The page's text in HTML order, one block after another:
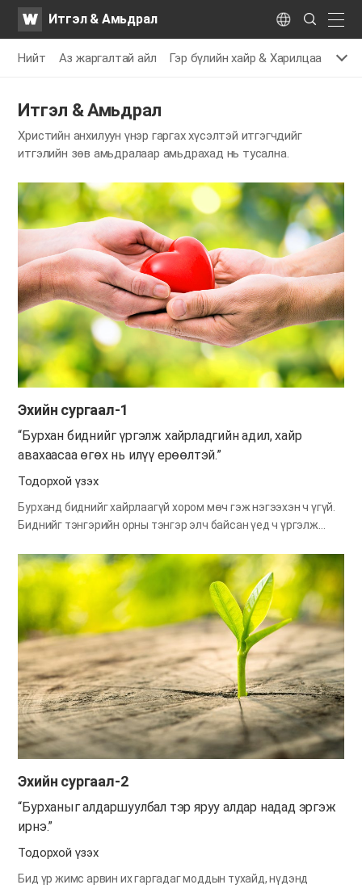
WATVИтгэл & Амьдрал Language
Search
Submit
Нийт Аз жаргалтай айл Гэр бүлийн хайр & Харилцаа
Итгэл & Амьдрал
Христийн анхилуун үнэр гаргах хүсэлтэй итгэгчдийг
итгэлийн зөв амьдралаар амьдрахад нь тусална.
Эхийн сургаал-1
“Бурхан биднийг үргэлж хайрладгийн адил, хайр
авахаасаа өгөх нь илүү ерөөлтэй.”
Тодорхой үзэх
Бурханд биднийг хайрлаагүй хором мөч гэж нэгээхэн ч үгүй.
Биднийг тэнгэрийн орны тэнгэр элч байсан үед ч үргэлж
тэрсэлсэн гэм нүгэл үйлдээд энэ газар хөөгдөн бууж ирэхэд
ч хүртэл тэрхүү нүглийг маань уучлахын төлөө бидний
өмнөөс загалмайд цовдлогдсоноороо Өөрийн хайрыг
баталсан билээ. Түүнчлэн одоо энэ мөчид ч Бурхан
бидэнтэй адилхан дүр төрхөөр нүгэлтнүүдийн газар
амьдарч, биднийг хайрлан халамжилж байна. Энэ мэт
биднийг үргэлж хайрладаг Бурхан “Би та нарыг яаж
хайрласны адил та нар мөн бие биенээ хайрлагтун” (Иох
13:34) гэж сургасан шүү дээ. Бурханаас хайр их авсан шигээ
биднийг ч бас бусдыг хайрлаасай гэж Бурхан хүсэж байгаа.
Мөн авахаасаа өгөх нь илүү ерөөлтэй хэмээн айлдсан
байдаг. “... би та нарт бүх талаар үзүүлсэн. Мөн…
Эхийн сургаал-2
“Бурханыг алдаршуулбал тэр яруу алдар надад эргэж
ирнэ.”
Тодорхой үзэх
Бид үр жимс арвин их гаргадаг моддын тухайд, нүдэнд